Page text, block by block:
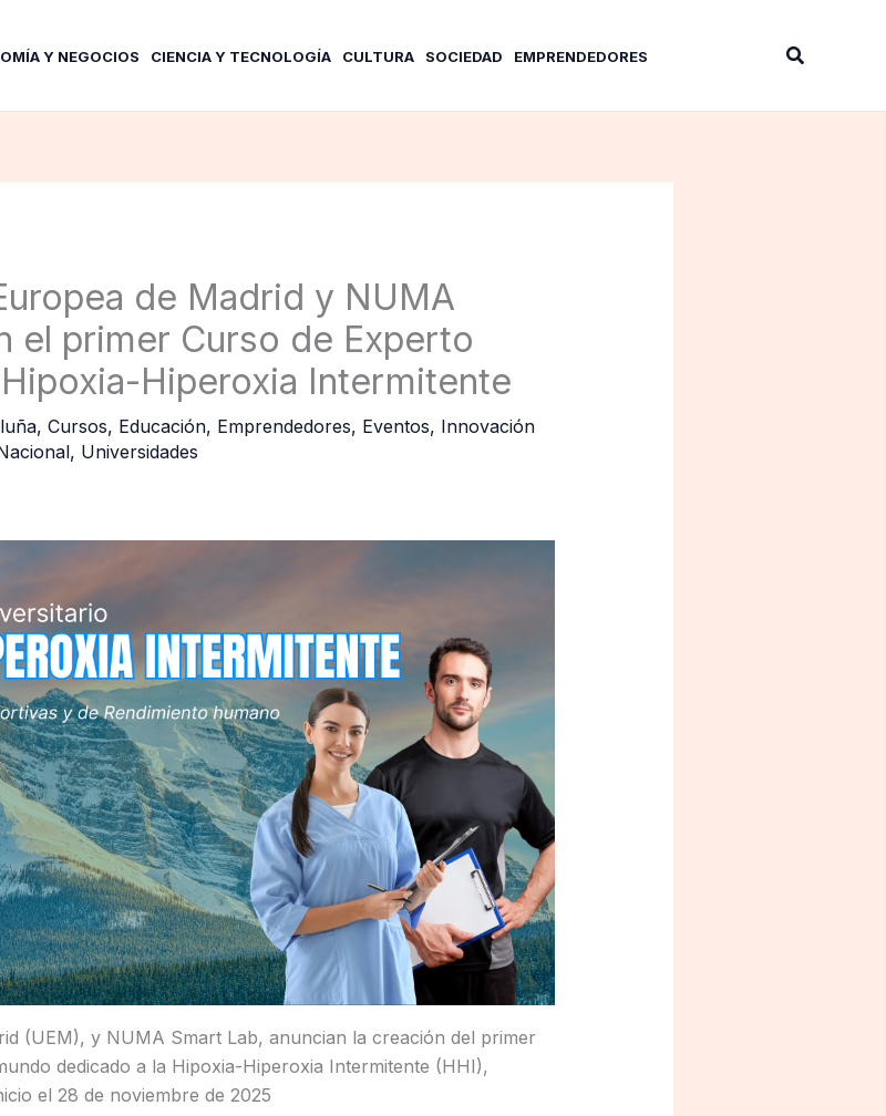
Y NEGOCIOS CIENCIA Y TECNOLOGÍA CULTURA SOCIEDAD EMPRENDEDORES Buscar
de Madrid y NUMA
el primer Curso de Experto
Hiperoxia Intermitente
, Cursos, Educación, Emprendedores, Eventos, Innovación
, Universidades
(UEM), y NUMA Smart Lab, anuncian la creación del primer
dedicado a la Hipoxia-Hiperoxia Intermitente (HHI),
el 28 de noviembre de 2025